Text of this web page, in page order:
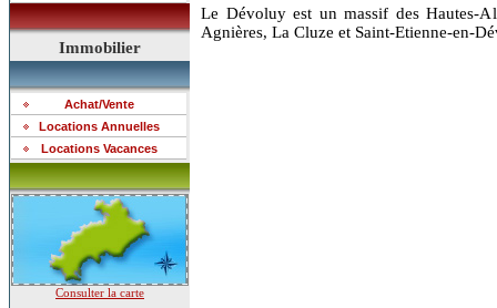
Immobilier
Achat/Vente
Locations Annuelles
Locations Vacances
Consulter la carte
Le Dévoluy est un massif des Hautes-
Agnières, La Cluze et Saint-Etienne-en-